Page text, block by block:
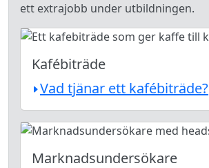
ett extrajobb under utbildningen.
Kafébiträde
Vad tjänar ett kafébiträde?
Marknadsundersökare